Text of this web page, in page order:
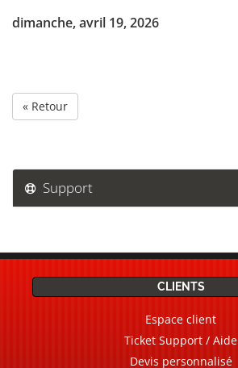
dimanche, avril 19, 2026
« Retour
Support
CLIENTS
Espace client
Ticket Support / Aide
Devis personnalisé